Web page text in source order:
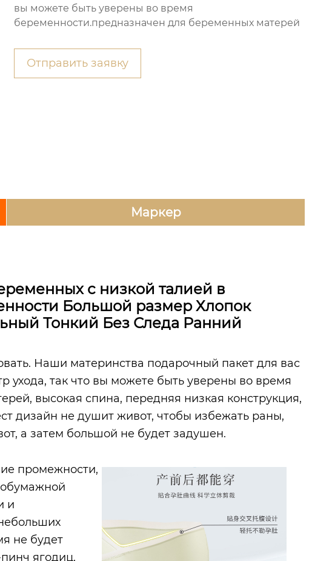
вы можете быть уверены во время
беременности.предназначен для беременных матерей
Отправить заявку
Маркер
с низкой талией в
Большой размер Хлопок
Тонкий Без Следа Ранний
Наши материнства подарочный пакет для вас
ухода, так что вы можете быть уверены во время
высокая спина, передняя низкая конструкция,
дизайн не душит живот, чтобы избежать раны,
а затем большой не будет задушен.
промежности,
и
не будет
ягодиц,